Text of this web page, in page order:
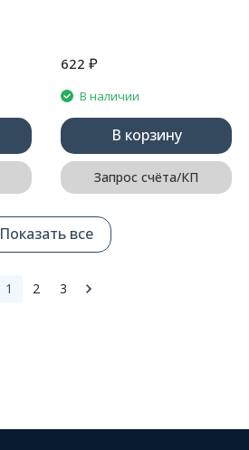
622 ₽
В наличии
В корзину
Запрос счёта/КП
Показать все
1 2 3